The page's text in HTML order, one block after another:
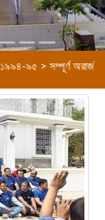
> সম্পূর্ণ অরাজনৈতিক